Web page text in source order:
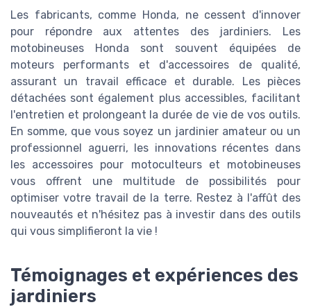
Les fabricants, comme Honda, ne cessent d'innover
pour répondre aux attentes des jardiniers. Les
motobineuses Honda sont souvent équipées de
moteurs performants et d'accessoires de qualité,
assurant un travail efficace et durable. Les pièces
détachées sont également plus accessibles, facilitant
l'entretien et prolongeant la durée de vie de vos outils.
En somme, que vous soyez un jardinier amateur ou un
professionnel aguerri, les innovations récentes dans
les accessoires pour motoculteurs et motobineuses
vous offrent une multitude de possibilités pour
optimiser votre travail de la terre. Restez à l'affût des
nouveautés et n'hésitez pas à investir dans des outils
qui vous simplifieront la vie !
Témoignages et expériences des
jardiniers